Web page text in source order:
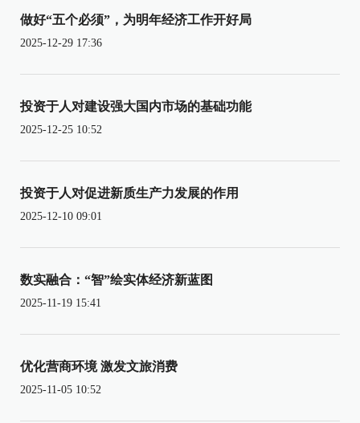
做好“五个必须”，为明年经济工作开好局
2025-12-29 17:36
投资于人对建设强大国内市场的基础功能
2025-12-25 10:52
投资于人对促进新质生产力发展的作用
2025-12-10 09:01
数实融合：“智”绘实体经济新蓝图
2025-11-19 15:41
优化营商环境 激发文旅消费
2025-11-05 10:52